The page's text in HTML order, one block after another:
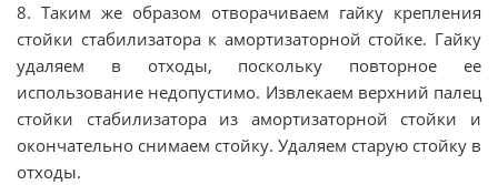
8. Таким же образом отворачиваем гайку крепления
стойки стабилизатора к амортизаторной стойке. Гайку
удаляем в отходы, поскольку повторное ее
использование недопустимо. Извлекаем верхний палец
стойки стабилизатора из амортизаторной стойки и
окончательно снимаем стойку. Удаляем старую стойку в
отходы.